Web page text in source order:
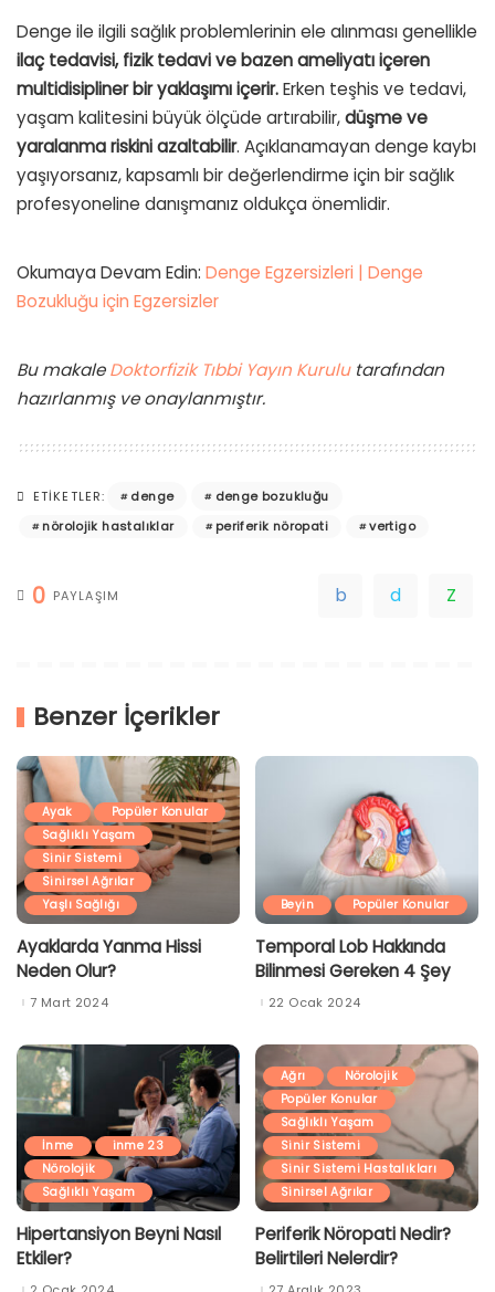
Denge ile ilgili sağlık problemlerinin ele alınması genellikle
ilaç tedavisi, fizik tedavi ve bazen ameliyatı içeren
multidisipliner bir yaklaşımı içerir.Erken teşhis ve tedavi,
yaşam kalitesini büyük ölçüde artırabilir,düşme ve
yaralanma riskini azaltabilir. Açıklanamayan denge kaybı
yaşıyorsanız, kapsamlı bir değerlendirme için bir sağlık
profesyoneline danışmanız oldukça önemlidir.
Okumaya Devam Edin: Denge Egzersizleri | Denge
Bozukluğu için Egzersizler
Bu makaleDoktorfizik Tıbbi Yayın Kurulutarafından
hazırlanmış ve onaylanmıştır.
ETIKETLER: denge
denge bozukluğu
nörolojik hastalıklar
periferik nöropati vertigo
0 PAYLAŞIM
Benzer İçerikler
Ayak
Popüler Konular
Sağlıklı Yaşam
Sinir Sistemi
Sinirsel Ağrılar
Yaşlı Sağlığı
Ayaklarda Yanma Hissi
Neden Olur?
7 Mart 2024
Beyin Popüler Konular
Temporal Lob Hakkında
Bilinmesi Gereken 4 Şey
22 Ocak 2024
İnme
inme 23
Nörolojik
Sağlıklı Yaşam
Hipertansiyon Beyni Nasıl
Etkiler?
Ağrı
Nörolojik
Popüler Konular
Sağlıklı Yaşam
Sinir Sistemi
Sinir Sistemi Hastalıkları
Sinirsel Ağrılar
Periferik Nöropati Nedir?
Belirtileri Nelerdir?